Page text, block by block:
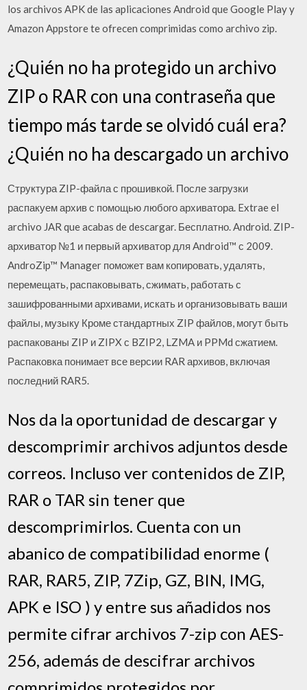
los archivos APK de las aplicaciones Android que Google Play y
Amazon Appstore te ofrecen comprimidas como archivo zip.
¿Quién no ha protegido un archivo
ZIP o RAR con una contraseña que
tiempo más tarde se olvidó cuál era?
¿Quién no ha descargado un archivo
Структура ZIP-файла с прошивкой. После загрузки
распакуем архив с помощью любого архиватора. Extrae el
archivo JAR que acabas de descargar. Бесплатно. Android. ZIP-
архиватор №1 и первый архиватор для Android™ с 2009.
AndroZip™ Manager поможет вам копировать, удалять,
перемещать, распаковывать, сжимать, работать с
зашифрованными архивами, искать и организовывать ваши
файлы, музыку Кроме стандартных ZIP файлов, могут быть
распакованы ZIP и ZIPX с BZIP2, LZMA и PPMd сжатием.
Распаковка понимает все версии RAR архивов, включая
последний RAR5.
Nos da la oportunidad de descargar y
descomprimir archivos adjuntos desde
correos. Incluso ver contenidos de ZIP,
RAR o TAR sin tener que
descomprimirlos. Cuenta con un
abanico de compatibilidad enorme (
RAR, RAR5, ZIP, 7Zip, GZ, BIN, IMG,
APK e ISO ) y entre sus añadidos nos
permite cifrar archivos 7-zip con AES-
256, además de descifrar archivos